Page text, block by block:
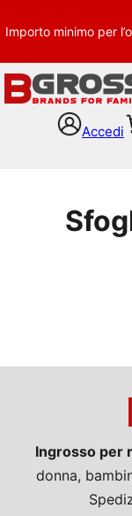
Importo minimo per
Accedi
Ingrosso per
donna,